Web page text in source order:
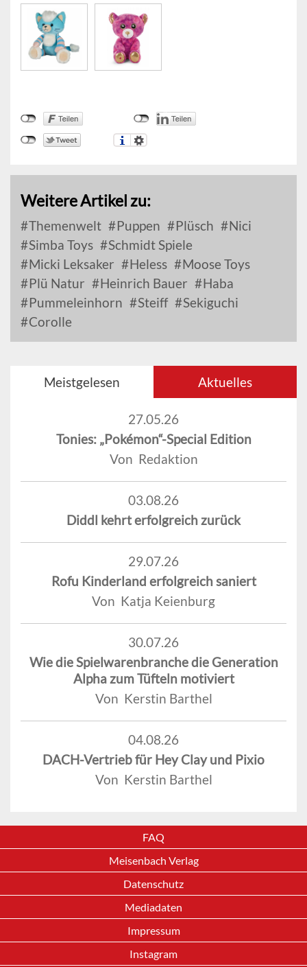
Weitere Artikel zu:
Themenwelt Puppen Plüsch
Nici
Simba Toys
Schmidt Spiele
Micki Leksaker
Heless
Moose Toys
Plü Natur
Heinrich Bauer
Haba
Pummeleinhorn
Steiff
Sekiguchi
Corolle
Meistgelesen Aktuelles
27.05.26
Tonies: „Pokémon“-Special Edition
Von Redaktion
03.08.26
Diddl kehrt erfolgreich zurück
29.07.26
Rofu Kinderland erfolgreich saniert
Von Katja Keienburg
30.07.26
Wie die Spielwarenbranche die Generation
Alpha zum Tüfteln motiviert
Von Kerstin Barthel
04.08.26
DACH-Vertrieb für Hey Clay und Pixio
Von Kerstin Barthel
FAQ
Meisenbach Verlag
Datenschutz
Mediadaten
Impressum
Instagram